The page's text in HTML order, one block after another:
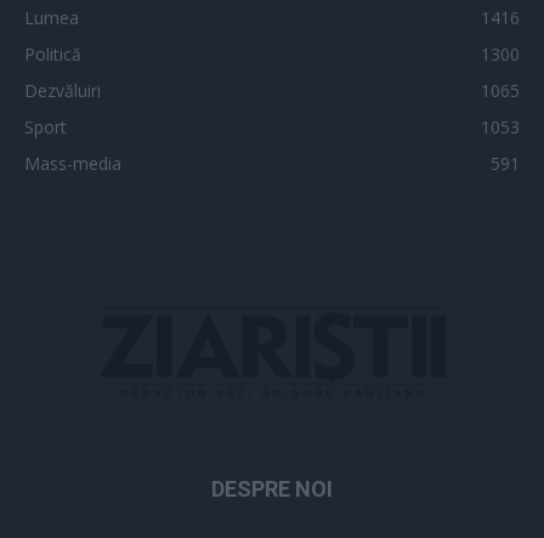
Lumea
1416
Politică
1300
Dezvăluiri
1065
Sport
1053
Mass-media
591
DESPRE NOI